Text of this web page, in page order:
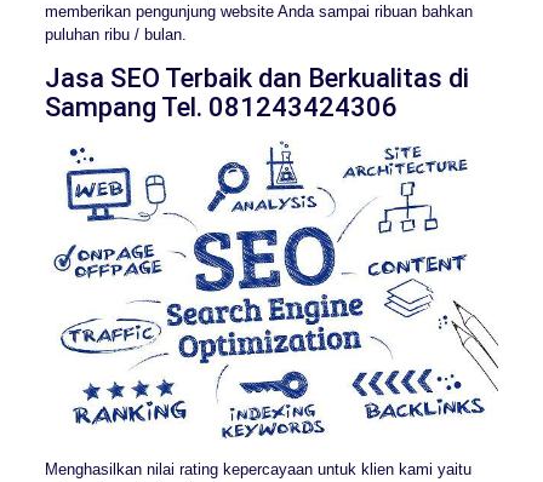
memberikan pengunjung website Anda sampai ribuan bahkan
puluhan ribu / bulan.
Jasa SEO Terbaik dan Berkualitas di
Sampang Tel. 081243424306
Menghasilkan nilai rating kepercayaan untuk klien kami yaitu